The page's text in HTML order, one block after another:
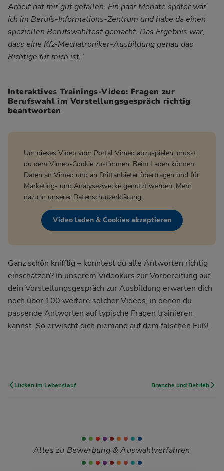
Arbeit hat mir gut gefallen. Ein paar Monate später war
ich im Berufs-Informations-Zentrum und habe da einen
speziellen Berufswahltest gemacht. Das Ergebnis war,
dass eine Kfz-Mechatroniker-Ausbildung genau das
Richtige für mich ist.“
Interaktives Trainings-Video: Fragen zur
Berufswahl im Vorstellungsgespräch richtig
beantworten
Um dieses Video vom Portal Vimeo abzuspielen, musst
du dem Vimeo-Cookie zustimmen. Beim Laden können
Daten an Vimeo und an Drittanbieter übertragen und für
Marketing- und Analysezwecke genutzt werden. Mehr
dazu in unserer Datenschutzerklärung.
Video laden & Cookies akzeptieren
Ganz schön knifflig – konntest du alle Antworten richtig
einschätzen? In unserem Videokurs zur Vorbereitung auf
dein Vorstellungsgespräch zur Ausbildung erwarten dich
noch über 100 weitere solcher Videos, in denen du
passende Antworten auf typische Fragen trainieren
kannst. So erwischt dich niemand auf dem falschen Fuß!
Lücken im Lebenslauf Branche und Betrieb
Alles zu Bewerbung & Auswahlverfahren